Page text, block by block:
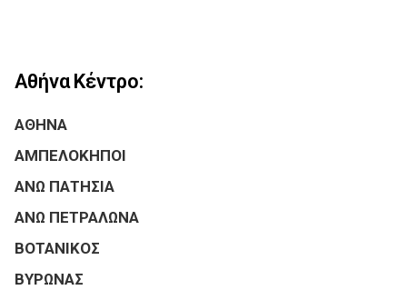
Αθήνα Κέντρο:
ΑΘΗΝΑ
ΑΜΠΕΛΟΚΗΠΟΙ
ΑΝΩ ΠΑΤΗΣΙΑ
ΑΝΩ ΠΕΤΡΑΛΩΝΑ
ΒΟΤΑΝΙΚΟΣ
ΒΥΡΩΝΑΣ